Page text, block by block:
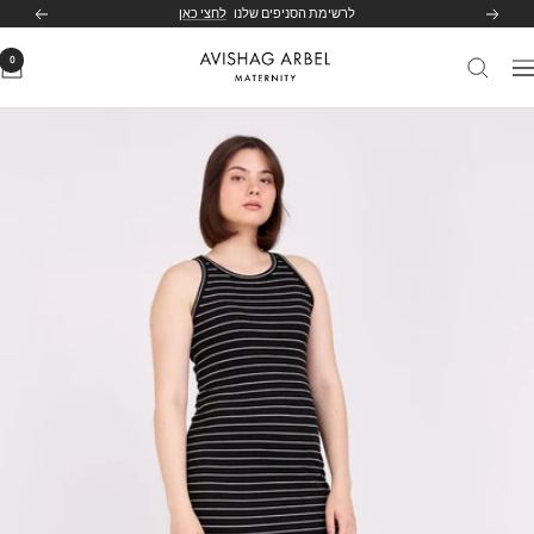
הקודם לרשימת הסניפים שלנו לחצי כאן הבא
ניווט
Avishag
0